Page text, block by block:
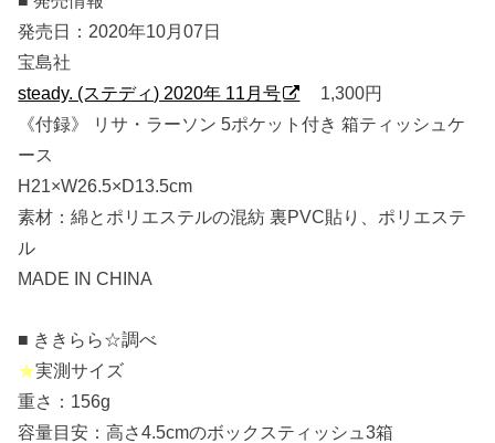
発売日：2020年10月07日
宝島社
steady. (ステディ) 2020年 11月号
1,300円
《付録》 リサ・ラーソン 5ポケット付き 箱ティッシュケ
ース
H21×W26.5×D13.5cm
素材：綿とポリエステルの混紡 裏PVC貼り、ポリエステ
ル
MADE IN CHINA
■ ききらら☆調べ
★実測サイズ
重さ：156g
容量目安：高さ4.5cmのボックスティッシュ3箱